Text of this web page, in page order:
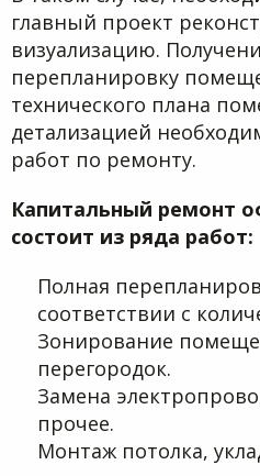
главный проект
визуализацию.
перепланировку
технического плана
детализацией
работ по ремонту.
Капитальный ремонт
состоит из ряда работ:
Полная
соответствии с
Зонирование
перегородок.
Замена
прочее.
Монтаж потолка,